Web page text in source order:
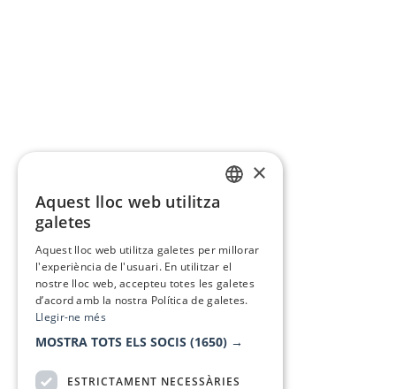
×
Aquest lloc web utilitza
galetes
Aquest lloc web utilitza galetes per millorar
l'experiència de l'usuari. En utilitzar el
nostre lloc web, accepteu totes les galetes
d’acord amb la nostra Política de galetes.
Llegir-ne més
MOSTRA TOTS ELS SOCIS (1650) →
ESTRICTAMENT NECESSÀRIES